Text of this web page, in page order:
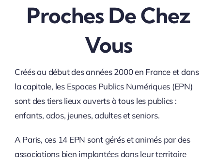
Proches De Chez
Vous
Créés au début des années 2000 en France et dans
la capitale, les Espaces Publics Numériques (EPN)
sont des tiers lieux ouverts à tous les publics :
enfants, ados, jeunes, adultes et seniors.
A Paris, ces 14 EPN sont gérés et animés par des
associations bien implantées dans leur territoire